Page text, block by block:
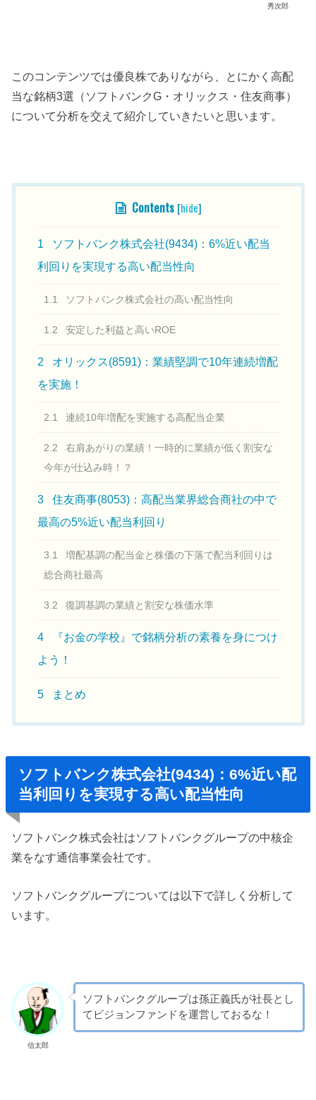
秀次郎
このコンテンツでは優良株でありながら、とにかく高配
当な銘柄3選（ソフトバンクG・オリックス・住友商事）
について分析を交えて紹介していきたいと思います。
Contents [hide]
1
ソフトバンク株式会社(9434)：6%近い配当
利回りを実現する高い配当性向
1.1 ソフトバンク株式会社の高い配当性向
1.2 安定した利益と高いROE
2
オリックス(8591)：業績堅調で10年連続増配
を実施！
2.1 連続10年増配を実施する高配当企業
2.2
右肩あがりの業績！一時的に業績が低く割安な
今年が仕込み時！？
3
住友商事(8053)：高配当業界総合商社の中で
最高の5%近い配当利回り
3.1
増配基調の配当金と株価の下落で配当利回りは
総合商社最高
3.2 復調基調の業績と割安な株価水準
4
『お金の学校』で銘柄分析の素養を身につけ
よう！
5 まとめ
ソフトバンク株式会社(9434)：6%近い配
当利回りを実現する高い配当性向
ソフトバンク株式会社はソフトバンクグループの中核企
業をなす通信事業会社です。
ソフトバンクグループについては以下で詳しく分析して
います。
信太郎
ソフトバンクグループは孫正義氏が社長とし
てビジョンファンドを運営しておるな！